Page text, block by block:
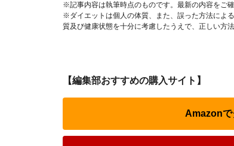
※記事内容は執筆時点のものです。最新の内容をご確
※ダイエットは個人の体質、また、誤った方法によ
質及び健康状態を十分に考慮したうえで、正しい方
【編集部おすすめの購入サイト】
Amazonで